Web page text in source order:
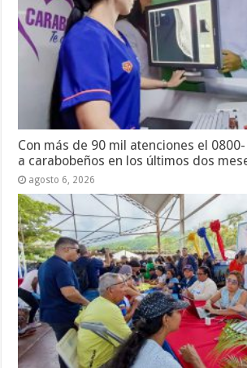
Con más de 90 mil atenciones el
a carabobeños en los últimos dos
agosto 6, 2026